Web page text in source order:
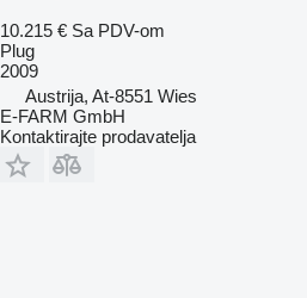
10.215 € Sa PDV-om
Plug
2009
Austrija, At-8551 Wies
E-FARM GmbH
Kontaktirajte prodavatelja